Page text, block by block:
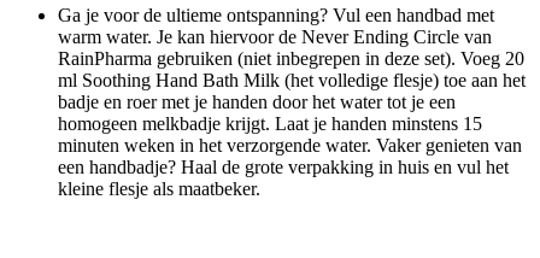
Ga je voor de ultieme ontspanning? Vul een handbad met
warm water. Je kan hiervoor de Never Ending Circle van
RainPharma gebruiken (niet inbegrepen in deze set). Voeg 20
ml Soothing Hand Bath Milk (het volledige flesje) toe aan het
badje en roer met je handen door het water tot je een
homogeen melkbadje krijgt. Laat je handen minstens 15
minuten weken in het verzorgende water. Vaker genieten van
een handbadje? Haal de grote verpakking in huis en vul het
kleine flesje als maatbeker.